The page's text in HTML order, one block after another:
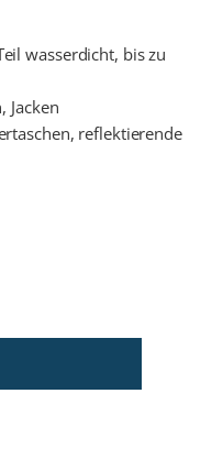
wasserdicht, bis zu
Jacken
reflektierende